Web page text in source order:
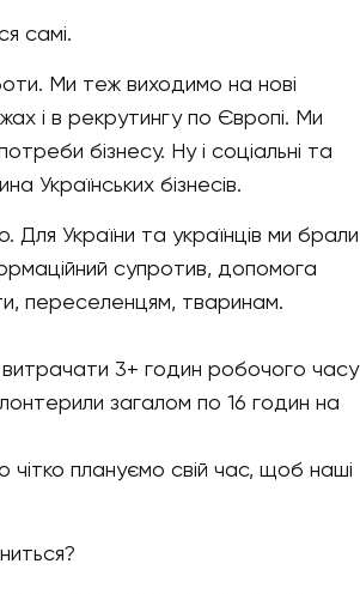
самі.
Ми теж виходимо на нові
і в рекрутингу по Європі. Ми
бізнесу. Ну і соціальні та
Українських бізнесів.
України та українців ми брали
супротив, допомога
переселенцям, тваринам.
витрачати 3+ годин робочого часу
загалом по 16 годин на
плануємо свій час, щоб наші